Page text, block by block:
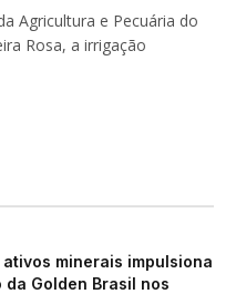
Agricultura e Pecuária do
Rosa, a irrigação
minerais impulsiona
Golden Brasil nos